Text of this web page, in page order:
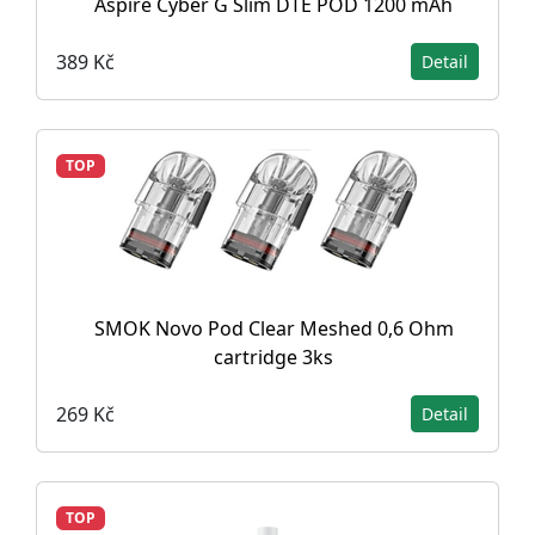
389 Kč Detail
TOP
SMOK Novo Pod Clear Meshed 0,6 Ohm
cartridge 3ks
269 Kč Detail
TOP